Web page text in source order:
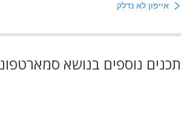
אייפון לא נדלק
תכנים נוספים בנושא